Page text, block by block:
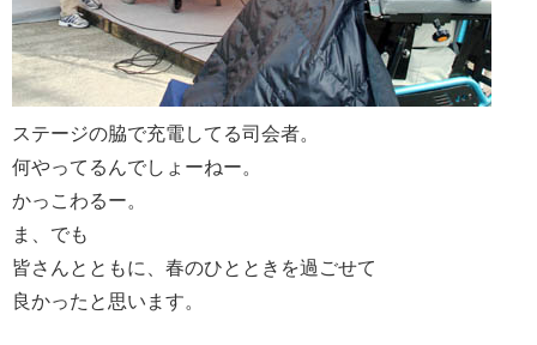
ステージの脇で充電してる司会者。
何やってるんでしょーねー。
かっこわるー。
ま、でも
皆さんとともに、春のひとときを過ごせて
良かったと思います。